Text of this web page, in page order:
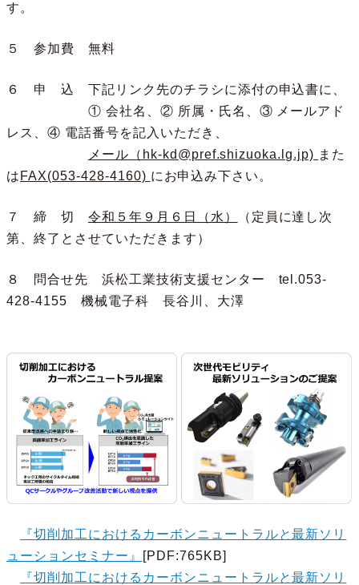
す。
５ 参加費 無料
６ 申 込 下記リンク先のチラシに添付の申込書に、
① 会社名、② 所属・氏名、③ メールアド
レス、④ 電話番号を記入いただき、
メール（hk-kd@pref.shizuoka.lg.jp) また
は FAX(053-428-4160) にお申込み下さい。
７ 締 切 令和５年９月６日（水）
（定員に達し次
第、終了とさせていただきます）
８ 問合せ先 浜松工業技術支援センター tel.053-
428-4155 機械電子科 長谷川、大澤
『切削加工におけるカーボンニュートラルと最新ソリ
ューションセミナー』
[PDF:765KB]
『切削加工におけるカーボンニュートラルと最新ソリ